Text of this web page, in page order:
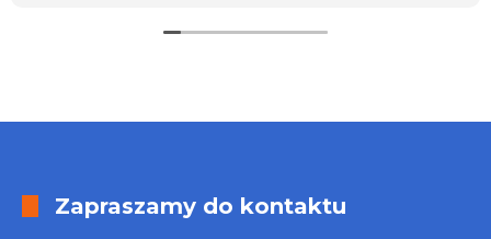
Zapraszamy do kontaktu